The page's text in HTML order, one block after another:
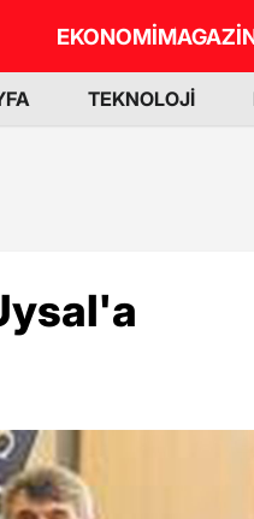
EKONOMİ
TEKNOLOJİ